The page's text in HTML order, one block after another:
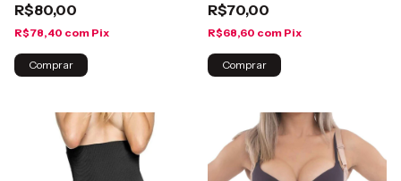
R$80,00
R$78,40 com Pix
Comprar
R$70,00
R$68,60 com Pix
Comprar